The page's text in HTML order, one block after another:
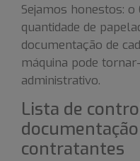
Sejamos honestos:
quantidade de
documentação de
máquina pode
administrativo.
Lista de
contratantes